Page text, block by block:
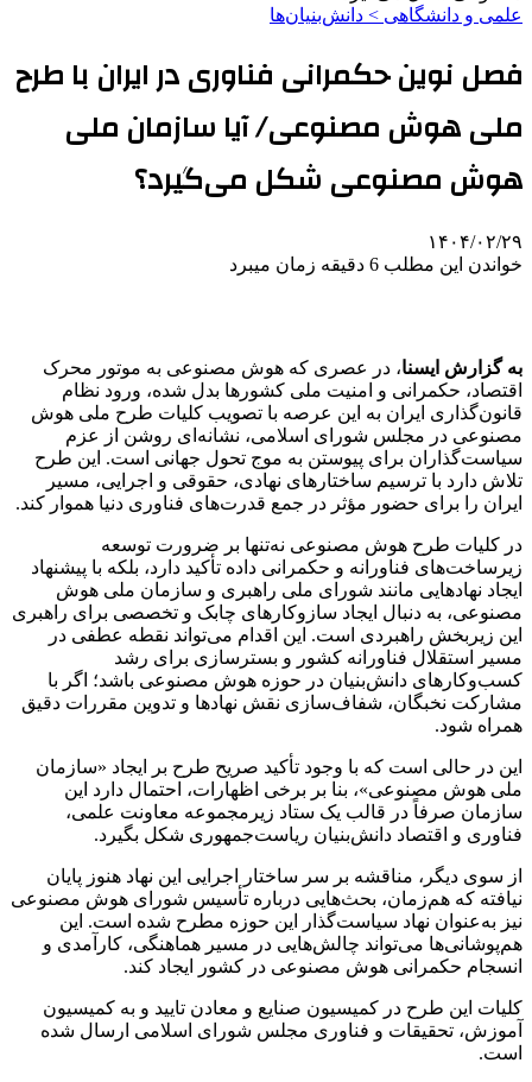
علمی‌ و دانشگاهی > دانش‌بنیان‌ها
فصل نوین حکمرانی فناوری در ایران با طرح
ملی هوش مصنوعی/ آیا سازمان ملی
هوش مصنوعی شکل می‌گیرد؟
۱۴۰۴/۰۲/۲۹
خواندن این مطلب 6 دقیقه زمان میبرد
به گزارش ایسنا، در عصری که هوش مصنوعی به موتور محرک
اقتصاد، حکمرانی و امنیت ملی کشورها بدل شده، ورود نظام
قانون‌گذاری ایران به این عرصه با تصویب کلیات طرح ملی هوش
مصنوعی در مجلس شورای اسلامی، نشانه‌ای روشن از عزم
سیاست‌گذاران برای پیوستن به موج تحول جهانی است. این طرح
تلاش دارد با ترسیم ساختارهای نهادی، حقوقی و اجرایی، مسیر
ایران را برای حضور مؤثر در جمع قدرت‌های فناوری دنیا هموار کند.
در کلیات طرح هوش مصنوعی نه‌تنها بر ضرورت توسعه
زیرساخت‌های فناورانه و حکمرانی داده تأکید دارد، بلکه با پیشنهاد
ایجاد نهادهایی مانند شورای ملی راهبری و سازمان ملی هوش
مصنوعی، به دنبال ایجاد سازوکارهای چابک و تخصصی برای راهبری
این زیربخش راهبردی است. این اقدام می‌تواند نقطه عطفی در
مسیر استقلال فناورانه کشور و بسترسازی برای رشد
کسب‌وکارهای دانش‌بنیان در حوزه هوش مصنوعی باشد؛ اگر با
مشارکت نخبگان، شفاف‌سازی نقش نهادها و تدوین مقررات دقیق
همراه شود.
این در حالی است که با وجود تأکید صریح طرح بر ایجاد «سازمان
ملی هوش مصنوعی»، بنا بر برخی اظهارات، احتمال دارد این
سازمان صرفاً در قالب یک ستاد زیرمجموعه معاونت علمی،
فناوری و اقتصاد دانش‌بنیان ریاست‌جمهوری شکل بگیرد.
از سوی دیگر، مناقشه بر سر ساختار اجرایی این نهاد هنوز پایان
نیافته که هم‌زمان، بحث‌هایی درباره تأسیس شورای هوش مصنوعی
نیز به‌عنوان نهاد سیاست‌گذار این حوزه مطرح شده است. این
هم‌پوشانی‌ها می‌تواند چالش‌هایی در مسیر هماهنگی، کارآمدی و
انسجام حکمرانی هوش مصنوعی در کشور ایجاد کند.
کلیات این طرح در کمیسیون صنایع و معادن تایید و به کمیسیون
آموزش، تحقیقات و فناوری مجلس شورای اسلامی ارسال شده
است.